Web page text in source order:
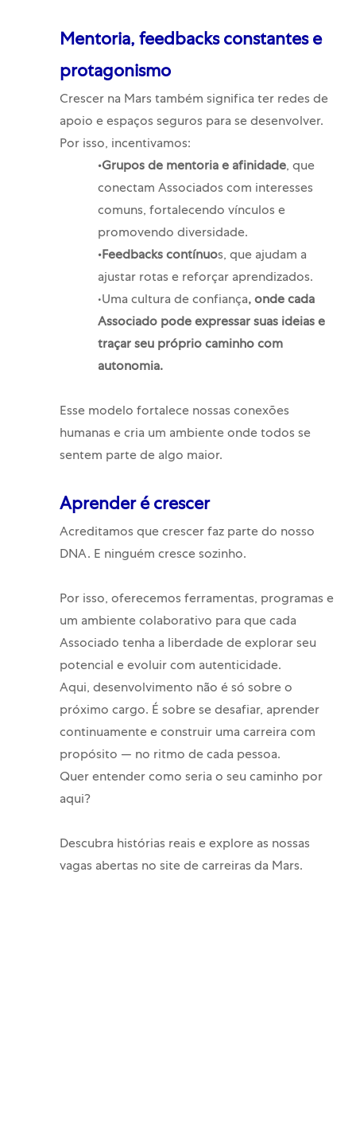
Mentoria, feedbacks constantes e
protagonismo
Crescer na Mars também significa ter redes de
apoio e espaços seguros para se desenvolver.
Por isso, incentivamos:
•Grupos de mentoria e afinidade, que
conectam Associados com interesses
comuns, fortalecendo vínculos e
promovendo diversidade.
•Feedbacks contínuos, que ajudam a
ajustar rotas e reforçar aprendizados.
•Uma cultura de confiança, onde cada
Associado pode expressar suas ideias e
traçar seu próprio caminho com
autonomia.
Esse modelo fortalece nossas conexões
humanas e cria um ambiente onde todos se
sentem parte de algo maior.
Aprender é crescer
Acreditamos que crescer faz parte do nosso
DNA. E ninguém cresce sozinho.
Por isso, oferecemos ferramentas, programas e
um ambiente colaborativo para que cada
Associado tenha a liberdade de explorar seu
potencial e evoluir com autenticidade.
Aqui, desenvolvimento não é só sobre o
próximo cargo. É sobre se desafiar, aprender
continuamente e construir uma carreira com
propósito — no ritmo de cada pessoa.
Quer entender como seria o seu caminho por
aqui?
Descubra histórias reais e explore as nossas
vagas abertas no site de carreiras da Mars.